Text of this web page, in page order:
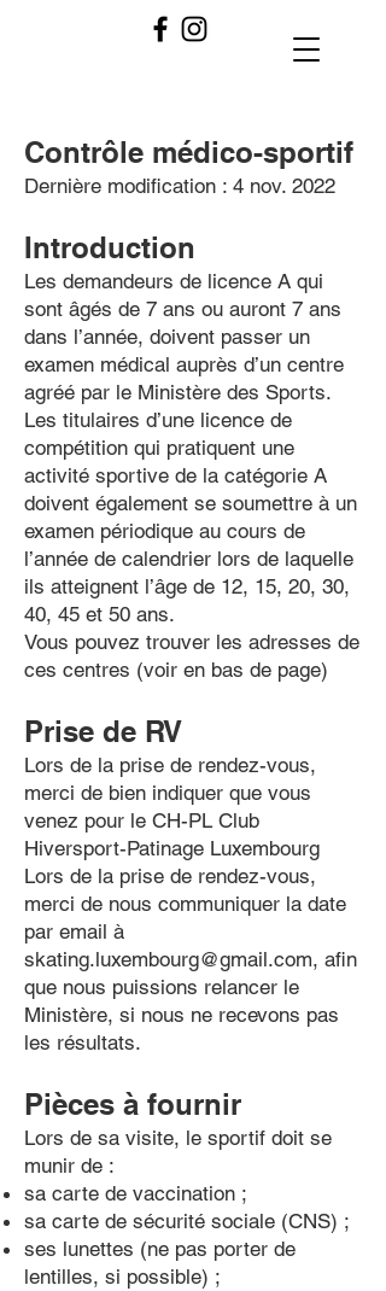
Contrôle médico-sportif
Dernière modification : 4 nov. 2022
Introduction
Les demandeurs de licence A qui
sont âgés de 7 ans ou auront 7 ans
dans l’année, doivent passer un
examen médical auprès d’un centre
agréé par le Ministère des Sports.
Les titulaires d’une licence de
compétition qui pratiquent une
activité sportive de la catégorie A
doivent également se soumettre à un
examen périodique au cours de
l’année de calendrier lors de laquelle
ils atteignent l’âge de 12, 15, 20, 30,
40, 45 et 50 ans.
Vous pouvez trouver les adresses de
ces centres (voir en bas de page)
Prise de RV
Lors de la prise de rendez-vous,
merci de bien indiquer que vous
venez pour le CH-PL Club
Hiversport-Patinage Luxembourg
Lors de la prise de rendez-vous,
merci de nous communiquer la date
par email à
skating.luxembourg@gmail.com, afin
que nous puissions relancer le
Ministère, si nous ne recevons pas
les résultats.
Pièces à fournir
Lors de sa visite, le sportif doit se
munir de :
sa carte de vaccination ;
sa carte de sécurité sociale (CNS) ;
ses lunettes (ne pas porter de
lentilles, si possible) ;